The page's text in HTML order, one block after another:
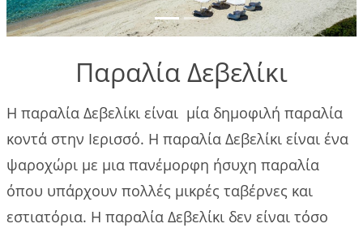
που
πρέπει να
Gallery
Επικοινωνία
Πολιτικές
κρατήσεων
Παραλία Δεβελίκι
Η παραλία Δεβελίκι είναι μία δημοφιλή παραλία
κοντά στην Ιερισσό. Η παραλία Δεβελίκι είναι ένα
ψαροχώρι με μια πανέμορφη ήσυχη παραλία
όπου υπάρχουν πολλές μικρές ταβέρνες και
εστιατόρια. Η παραλία Δεβελίκι δεν είναι τόσο